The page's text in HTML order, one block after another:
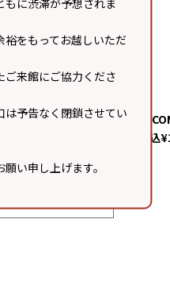
裕をもってお越しいただ
ご来館にご協力くださ
は予告なく閉鎖させてい
い申し上げます。
税込